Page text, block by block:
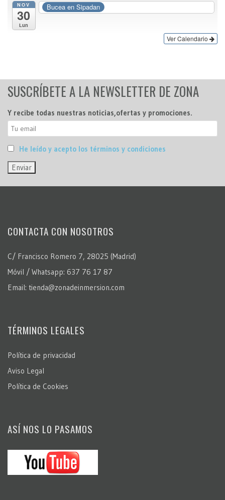
NOV
30
Lun
Bucea en Sipadan
Ver Calendario
SUSCRÍBETE A LA NEWSLETTER DE ZONA
Y recibe todas nuestras noticias,ofertas y promociones.
He leído y acepto los términos y condiciones
CONTACTA CON NOSOTROS
C/ Francisco Romero 7, 28025 (Madrid)
Móvil / Whatsapp: 637 76 17 87
Email: tienda@zonadeinmersion.com
TÉRMINOS LEGALES
Política de privacidad
Aviso Legal
Política de Cookies
ASÍ NOS LO PASAMOS